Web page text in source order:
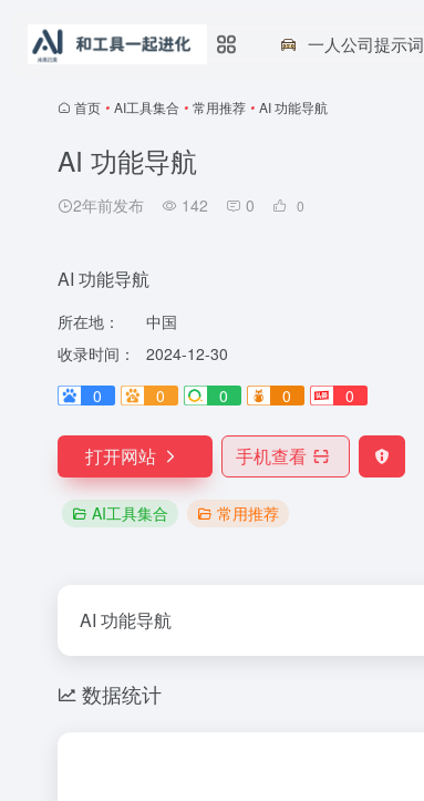
一人公司提示词
首页 • AI工具集合 • 常用推荐 • AI 功能导航
AI 功能导航
2年前发布 142 0 0
AI 功能导航
所在地：
中国
收录时间：
2024-12-30
0
0 0 0 0
打开网站 手机查看
AI工具集合 常用推荐
AI 功能导航
数据统计